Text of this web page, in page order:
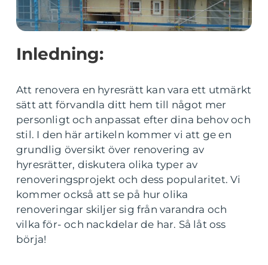
Inledning:
Att renovera en hyresrätt kan vara ett utmärkt
sätt att förvandla ditt hem till något mer
personligt och anpassat efter dina behov och
stil. I den här artikeln kommer vi att ge en
grundlig översikt över renovering av
hyresrätter, diskutera olika typer av
renoveringsprojekt och dess popularitet. Vi
kommer också att se på hur olika
renoveringar skiljer sig från varandra och
vilka för- och nackdelar de har. Så låt oss
börja!